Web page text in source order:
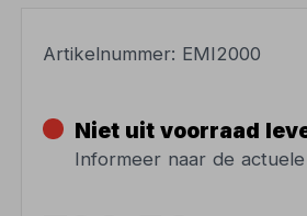
Artikelnummer: EMI2000
Niet uit voorraad
Informeer naar de